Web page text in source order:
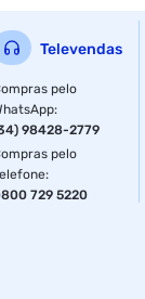
Televendas
pelo
:
98428-2779
pelo
:
729 5220